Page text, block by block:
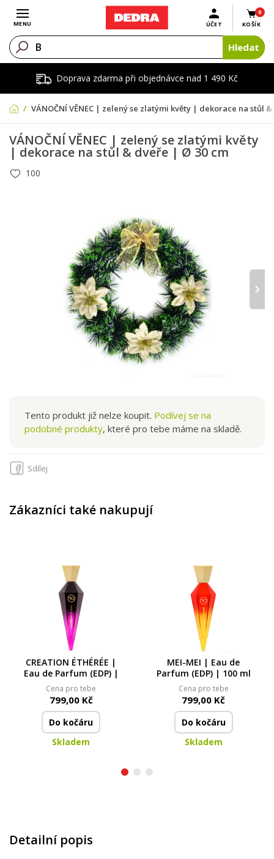
Doprava zdarma při objednávce nad 1 490 Kč
Otevřít menu
MENU
0
KOŠÍK
ÚČET
Hledat
VÁNOČNÍ VĚNEC | zelený se zlatými květy | dekorace na stůl
VÁNOČNÍ VĚNEC | zelený se zlatými květy
| dekorace na stůl & dveře | Ø 30 cm
100
›
Tento produkt již nelze koupit. Podívej se na
podobné produkty, které pro tebe máme na skladě.
Sdílej
Zákazníci také nakupují
CREATION ÉTHÉRÉE |
Eau de Parfum (EDP) |
Cena pro tebe
799,00 Kč
Do kočáru
Skladem
MEI-MEI | Eau de
Parfum (EDP) | 100 ml
Cena pro tebe
799,00 Kč
Do kočáru
Skladem
Detailní popis